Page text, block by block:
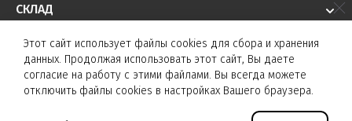
Световая
индикация
Красный светодиод на срабатывание
Частота
срабатывания
1000 Гц
СКЛАД
РЕШЕНИЯ
ТЕХПОДДЕРЖКА
© K&T sensors 2026. Все права защищены.
Этот сайт использует файлы cookies для сбора и хранения
данных. Продолжая использовать этот сайт, Вы даете
согласие на работу с этими файлами. Вы всегда можете
отключить файлы cookies в настройках Вашего браузера.